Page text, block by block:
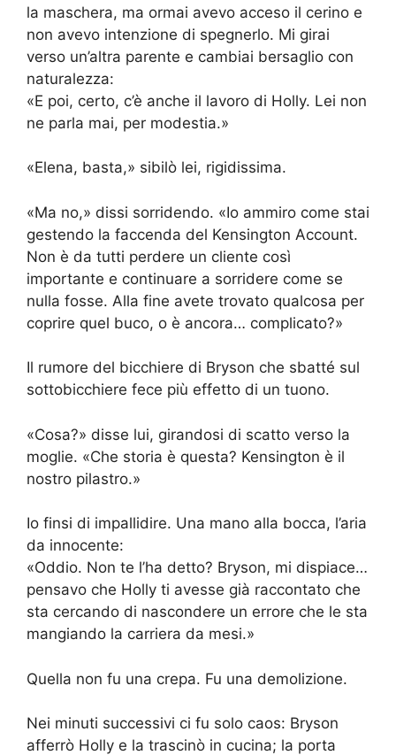
la maschera, ma ormai avevo acceso il cerino e
non avevo intenzione di spegnerlo. Mi girai
verso un’altra parente e cambiai bersaglio con
naturalezza:
«E poi, certo, c’è anche il lavoro di Holly. Lei non
ne parla mai, per modestia.»
«Elena, basta,» sibilò lei, rigidissima.
«Ma no,» dissi sorridendo. «Io ammiro come stai
gestendo la faccenda del Kensington Account.
Non è da tutti perdere un cliente così
importante e continuare a sorridere come se
nulla fosse. Alla fine avete trovato qualcosa per
coprire quel buco, o è ancora… complicato?»
Il rumore del bicchiere di Bryson che sbatté sul
sottobicchiere fece più effetto di un tuono.
«Cosa?» disse lui, girandosi di scatto verso la
moglie. «Che storia è questa? Kensington è il
nostro pilastro.»
Io finsi di impallidire. Una mano alla bocca, l’aria
da innocente:
«Oddio. Non te l’ha detto? Bryson, mi dispiace…
pensavo che Holly ti avesse già raccontato che
sta cercando di nascondere un errore che le sta
mangiando la carriera da mesi.»
Quella non fu una crepa. Fu una demolizione.
Nei minuti successivi ci fu solo caos: Bryson
afferrò Holly e la trascinò in cucina; la porta